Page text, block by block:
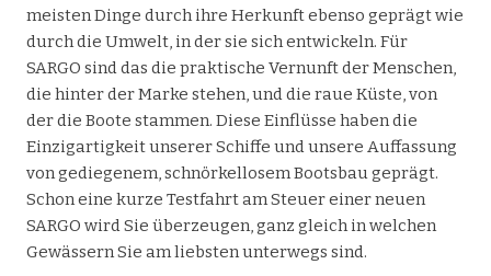
meisten Dinge durch ihre Herkunft ebenso geprägt wie
durch die Umwelt, in der sie sich entwickeln. Für
SARGO sind das die praktische Vernunft der Menschen,
die hinter der Marke stehen, und die raue Küste, von
der die Boote stammen. Diese Einflüsse haben die
Einzigartigkeit unserer Schiffe und unsere Auffassung
von gediegenem, schnörkellosem Bootsbau geprägt.
Schon eine kurze Testfahrt am Steuer einer neuen
SARGO wird Sie überzeugen, ganz gleich in welchen
Gewässern Sie am liebsten unterwegs sind.